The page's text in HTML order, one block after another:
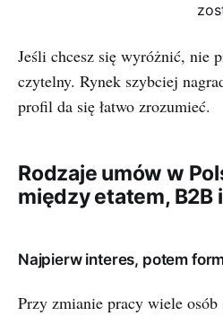
Jeśli chcesz się wyróżnić, nie
czytelny. Rynek szybciej
profil da się łatwo zrozumieć.
Rodzaje umów w
między etatem, B2B
Najpierw interes, potem
Przy zmianie pracy wiele